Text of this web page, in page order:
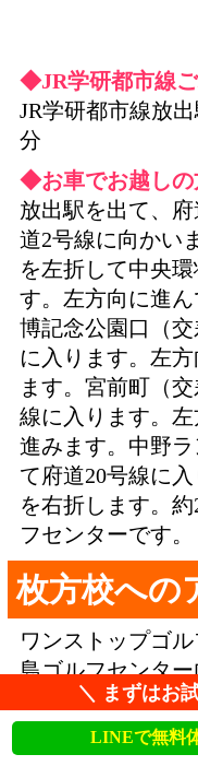
◆JR学研都市線
JR学研都市線
分
◆お車でお越しの
放出駅を出て、
道2号線に向かい
を左折して中央
す。左方向に進
博記念公園口（
に入ります。左
ます。宮前町（
線に入ります。
進みます。中野
て府道20号線に
を右折します。
フセンターです。
枚方校への
ワンストップゴ
島ゴルフセンター
〒573-1188 大阪
＼ まずはお
LINEで無料